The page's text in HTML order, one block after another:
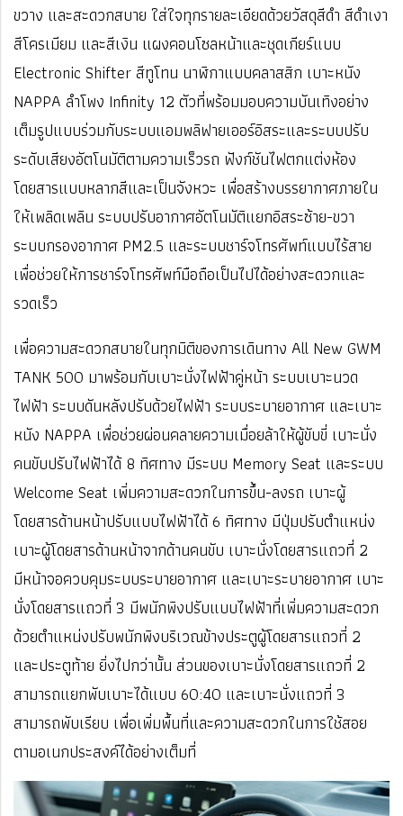
ขวาง และสะดวกสบาย ใส่ใจทุกรายละเอียดด้วยวัสดุสีดำ สีดำเงา
สีโครเมียม และสีเงิน แผงคอนโซลหน้าและชุดเกียร์แบบ
Electronic Shifter สีทูโทน นาฬิกาแบบคลาสสิก เบาะหนัง
NAPPA ลำโพง Infinity 12 ตัวที่พร้อมมอบความบันเทิงอย่าง
เต็มรูปแบบร่วมกับระบบแอมพลิฟายเออร์อิสระและระบบปรับ
ระดับเสียงอัตโนมัติตามความเร็วรถ ฟังก์ชันไฟตกแต่งห้อง
โดยสารแบบหลากสีและเป็นจังหวะ เพื่อสร้างบรรยากาศภายใน
ให้เพลิดเพลิน ระบบปรับอากาศอัตโนมัติแยกอิสระซ้าย-ขวา
ระบบกรองอากาศ PM2.5 และระบบชาร์จโทรศัพท์แบบไร้สาย
เพื่อช่วยให้การชาร์จโทรศัพท์มือถือเป็นไปได้อย่างสะดวกและ
รวดเร็ว
เพื่อความสะดวกสบายในทุกมิติของการเดินทาง All New GWM
TANK 500 มาพร้อมกับเบาะนั่งไฟฟ้าคู่หน้า ระบบเบาะนวด
ไฟฟ้า ระบบดันหลังปรับด้วยไฟฟ้า ระบบระบายอากาศ และเบาะ
หนัง NAPPA เพื่อช่วยผ่อนคลายความเมื่อยล้าให้ผู้ขับขี่ เบาะนั่ง
คนขับปรับไฟฟ้าได้ 8 ทิศทาง มีระบบ Memory Seat และระบบ
Welcome Seat เพิ่มความสะดวกในการขึ้น-ลงรถ เบาะผู้
โดยสารด้านหน้าปรับแบบไฟฟ้าได้ 6 ทิศทาง มีปุ่มปรับตำแหน่ง
เบาะผู้โดยสารด้านหน้าจากด้านคนขับ เบาะนั่งโดยสารแถวที่ 2
มีหน้าจอควบคุมระบบระบายอากาศ และเบาะระบายอากาศ เบาะ
นั่งโดยสารแถวที่ 3 มีพนักพิงปรับแบบไฟฟ้าที่เพิ่มความสะดวก
ด้วยตำแหน่งปรับพนักพิงบริเวณข้างประตูผู้โดยสารแถวที่ 2
และประตูท้าย ยิ่งไปกว่านั้น ส่วนของเบาะนั่งโดยสารแถวที่ 2
สามารถแยกพับเบาะได้แบบ 60:40 และเบาะนั่งแถวที่ 3
สามารถพับเรียบ เพื่อเพิ่มพื้นที่และความสะดวกในการใช้สอย
ตามอเนกประสงค์ได้อย่างเต็มที่